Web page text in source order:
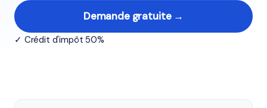
Demande gratuite →
✓ Crédit d'impôt 50%